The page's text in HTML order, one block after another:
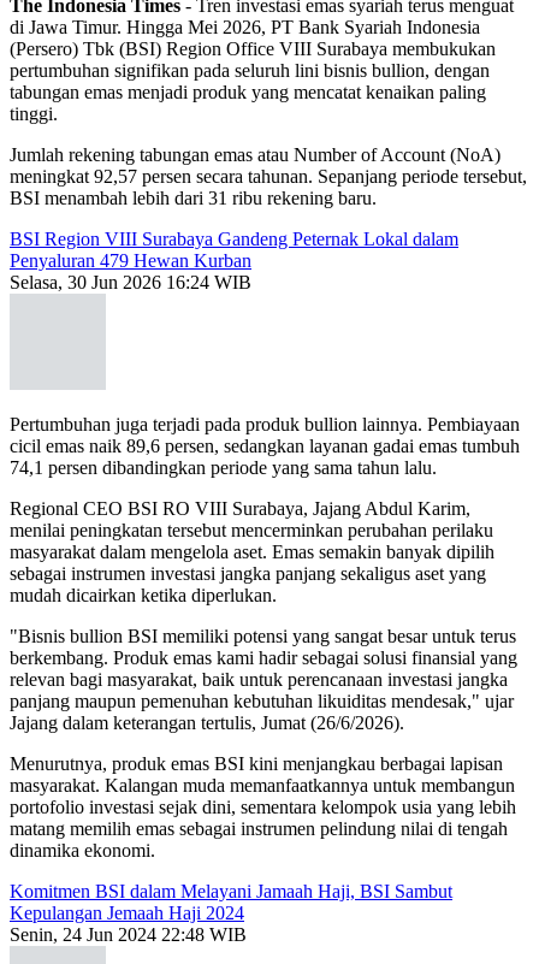
The Indonesia Times - Tren investasi emas syariah terus menguat
di Jawa Timur. Hingga Mei 2026, PT Bank Syariah Indonesia
(Persero) Tbk (BSI) Region Office VIII Surabaya membukukan
pertumbuhan signifikan pada seluruh lini bisnis bullion, dengan
tabungan emas menjadi produk yang mencatat kenaikan paling
tinggi.
Jumlah rekening tabungan emas atau Number of Account (NoA)
meningkat 92,57 persen secara tahunan. Sepanjang periode tersebut,
BSI menambah lebih dari 31 ribu rekening baru.
BSI Region VIII Surabaya Gandeng Peternak Lokal dalam
Penyaluran 479 Hewan Kurban
Selasa, 30 Jun 2026 16:24 WIB
Pertumbuhan juga terjadi pada produk bullion lainnya. Pembiayaan
cicil emas naik 89,6 persen, sedangkan layanan gadai emas tumbuh
74,1 persen dibandingkan periode yang sama tahun lalu.
Regional CEO BSI RO VIII Surabaya, Jajang Abdul Karim,
menilai peningkatan tersebut mencerminkan perubahan perilaku
masyarakat dalam mengelola aset. Emas semakin banyak dipilih
sebagai instrumen investasi jangka panjang sekaligus aset yang
mudah dicairkan ketika diperlukan.
"Bisnis bullion BSI memiliki potensi yang sangat besar untuk terus
berkembang. Produk emas kami hadir sebagai solusi finansial yang
relevan bagi masyarakat, baik untuk perencanaan investasi jangka
panjang maupun pemenuhan kebutuhan likuiditas mendesak," ujar
Jajang dalam keterangan tertulis, Jumat (26/6/2026).
Menurutnya, produk emas BSI kini menjangkau berbagai lapisan
masyarakat. Kalangan muda memanfaatkannya untuk membangun
portofolio investasi sejak dini, sementara kelompok usia yang lebih
matang memilih emas sebagai instrumen pelindung nilai di tengah
dinamika ekonomi.
Komitmen BSI dalam Melayani Jamaah Haji, BSI Sambut
Kepulangan Jemaah Haji 2024
Senin, 24 Jun 2024 22:48 WIB